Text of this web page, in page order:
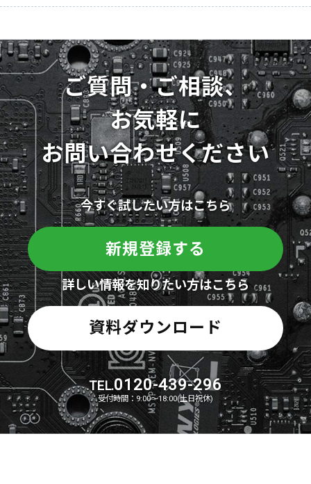
ご質問・ご相談、
お気軽に
お問い合わせください
今すぐ試したい方はこちら
新規登録する
詳しい情報を知りたい方はこちら
資料ダウンロード
TEL.0120-439-296
受付時間：9:00～18:00(土日祝休)